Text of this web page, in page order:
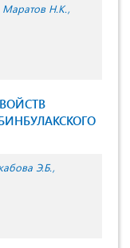
Маратов Н.К.
Э.Б.